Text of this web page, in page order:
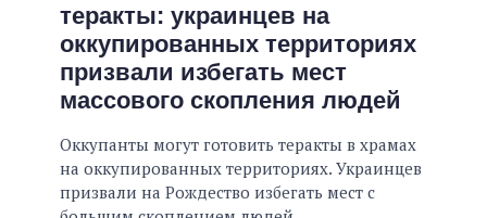
теракты: украинцев на
оккупированных территориях
призвали избегать мест
массового скопления людей
Оккупанты могут готовить теракты в храмах
на оккупированных территориях. Украинцев
призвали на Рождество избегать мест с